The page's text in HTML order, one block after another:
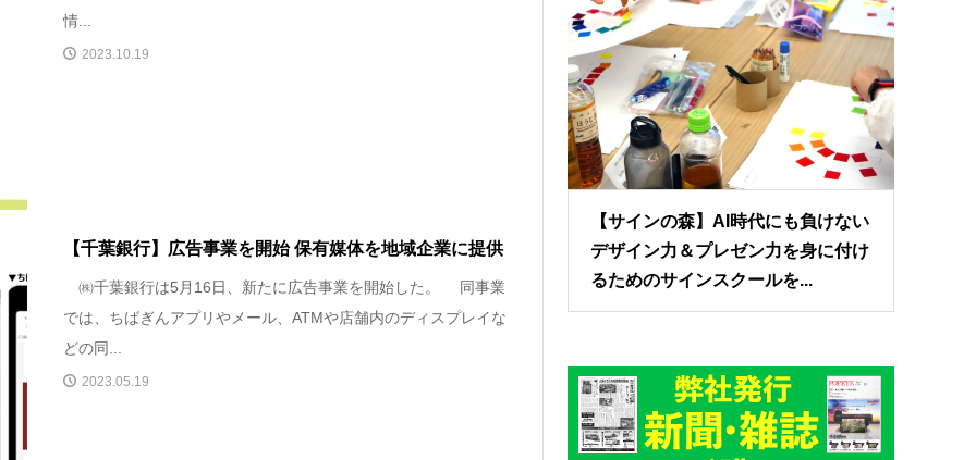
情...
2023.10.19
【千葉銀行】広告事業を開始 保有媒体を地域企業に提供
㈱千葉銀行は5月16日、新たに広告事業を開始した。 同事業
では、ちばぎんアプリやメール、ATMや店舗内のディスプレイな
どの同...
2023.05.19
【サインの森】AI時代にも負けない
デザイン力＆プレゼン力を身に付け
るためのサインスクールを...